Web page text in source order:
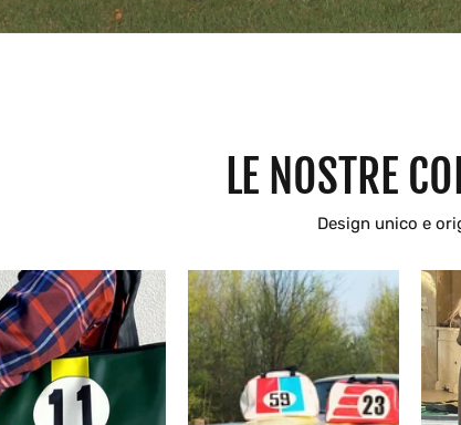
LE NOSTRE
Design unico e